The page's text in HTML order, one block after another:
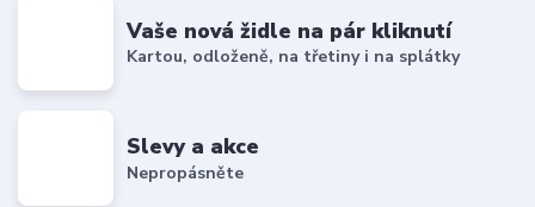
Vaše nová židle na pár kliknutí
Kartou, odloženě, na třetiny i na splátky
Slevy a akce
Nepropásněte